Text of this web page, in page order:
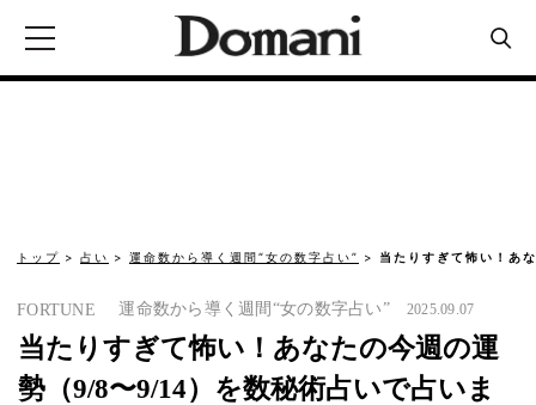
トップ 占い 運命数から導く週間“女の数字占い” 当たりすぎて怖い！
FORTUNE 運命数から導く週間“女の数字占い” 2025.09.07
当たりすぎて怖い！あなたの今週の運
勢（9/8〜9/14）を数秘術占いで占いま